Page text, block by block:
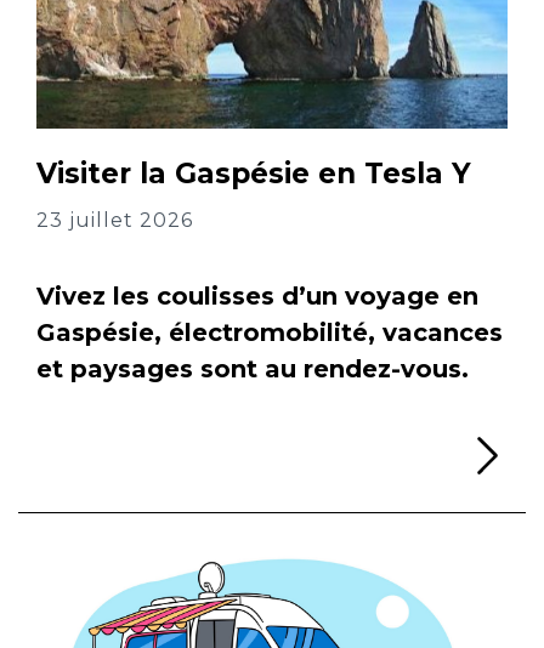
Visiter la Gaspésie en Tesla Y
23 juillet 2026
Vivez les coulisses d’un voyage en
Gaspésie, électromobilité, vacances
et paysages sont au rendez-vous.